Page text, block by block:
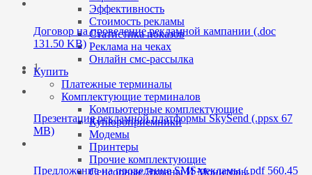
Эффективность
Стоимость рекламы
Статистика показов
Реклама на чеках
Онлайн смс-рассылка
Купить
Платежные терминалы
Комплектующие терминалов
Компьютерные комплектующие
Купюроприемники
Модемы
Принтеры
Прочие комплектующие
Сенсорные Экраны И Мониторы
Договор на проведение рекламной кампании (.doc
131.50 KB)
1
Презентация рекламной платформы SkySend (.ppsx 67
MB)
Предложение на проведение SMS-рекламы (.pdf 560.45